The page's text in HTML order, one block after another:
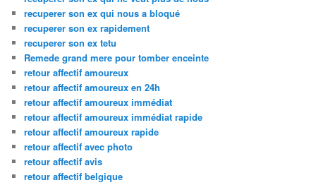
recuperer son ex qui nous a bloqué
recuperer son ex rapidement
recuperer son ex tetu
Remede grand mere pour tomber enceinte
retour affectif amoureux
retour affectif amoureux en 24h
retour affectif amoureux immédiat
retour affectif amoureux immédiat rapide
retour affectif amoureux rapide
retour affectif avec photo
retour affectif avis
retour affectif belgique